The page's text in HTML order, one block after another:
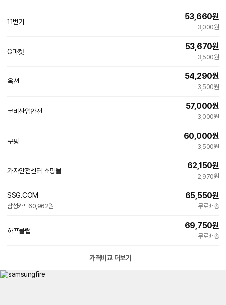
11번가
53,660원
3,000원
G마켓
53,670원
3,500원
옥션
54,290원
3,500원
코비산업안전
57,000원
3,000원
쿠팡
60,000원
3,500원
가자안전센터 쇼핑몰
62,150원
2,970원
SSG.COM
삼성카드60,962원
65,550원
무료배송
하프클럽
69,750원
무료배송
가격비교 더보기